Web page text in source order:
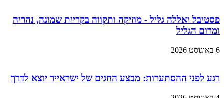
פסטיבל יאללה גליל - מוזיקה ותקווה בקריית שמונה, נהריה
ומרום הגליל
6 באוגוסט 2026
רגע לפני ההסתערות: מבצע החגים של ישראייר יוצא לדרך